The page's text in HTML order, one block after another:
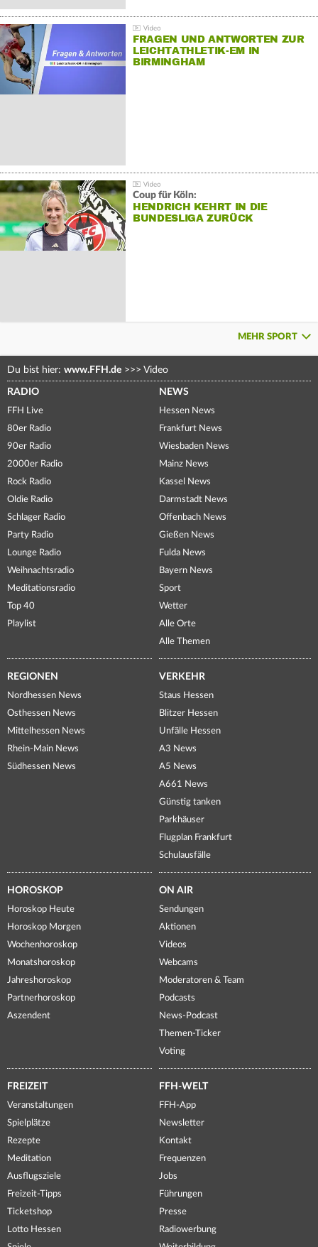
FRAGEN UND ANTWORTEN ZUR
LEICHTATHLETIK-EM IN
BIRMINGHAM
Coup für Köln:
HENDRICH KEHRT IN DIE
BUNDESLIGA ZURÜCK
MEHR SPORT
Du bist hier: www.FFH.de >>> Video
RADIO
FFH Live
80er Radio
90er Radio
2000er Radio
Rock Radio
Oldie Radio
Schlager Radio
Party Radio
Lounge Radio
Weihnachtsradio
Meditationsradio
Top 40
Playlist
NEWS
Hessen News
Frankfurt News
Wiesbaden News
Mainz News
Kassel News
Darmstadt News
Offenbach News
Gießen News
Fulda News
Bayern News
Sport
Wetter
Alle Orte
Alle Themen
REGIONEN
Nordhessen News
Osthessen News
Mittelhessen News
Rhein-Main News
Südhessen News
VERKEHR
Staus Hessen
Blitzer Hessen
Unfälle Hessen
A3 News
A5 News
A661 News
Günstig tanken
Parkhäuser
Flugplan Frankfurt
Schulausfälle
HOROSKOP
Horoskop Heute
Horoskop Morgen
Wochenhoroskop
Monatshoroskop
Jahreshoroskop
Partnerhoroskop
Aszendent
ON AIR
Sendungen
Aktionen
Videos
Webcams
Moderatoren & Team
Podcasts
News-Podcast
Themen-Ticker
Voting
FREIZEIT
Veranstaltungen
Spielplätze
Rezepte
Meditation
Ausflugsziele
Freizeit-Tipps
Ticketshop
Lotto Hessen
FFH-WELT
FFH-App
Newsletter
Kontakt
Frequenzen
Jobs
Führungen
Presse
Radiowerbung